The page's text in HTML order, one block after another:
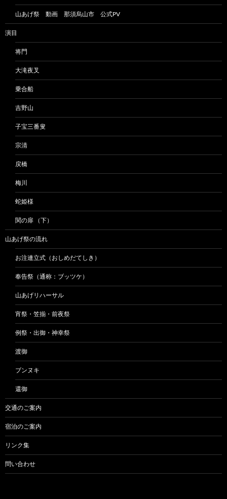
山あげ祭 動画 那須烏山市 公式PV
演目
将門
大滝夜叉
乗合船
吉野山
子宝三番叟
宗清
戻橋
梅川
蛇姫様
関の扉 （下）
山あげ祭の流れ
お注連立式（おしめだてしき）
奉告祭（通称：ブッツケ）
山あげリハーサル
宵祭・笠揃・前夜祭
例祭・出御・神幸祭
渡御
ブンヌキ
還御
交通のご案内
宿泊のご案内
リンク集
問い合わせ